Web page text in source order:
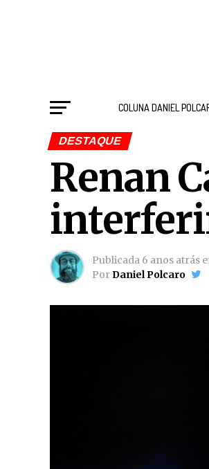
COLUNA DANIEL
DESTAQUE
Renan
Publicada 6 anos atrás
PorDaniel Polcaro